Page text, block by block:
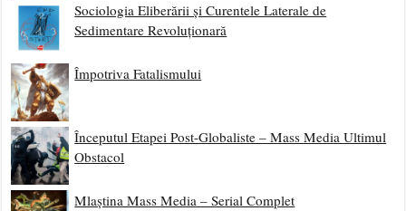
Sociologia Eliberării și Curentele Laterale de
Sedimentare Revoluționară
Împotriva Fatalismului
Începutul Etapei Post-Globaliste – Mass Media Ultimul
Obstacol
Mlaștina Mass Media – Serial Complet